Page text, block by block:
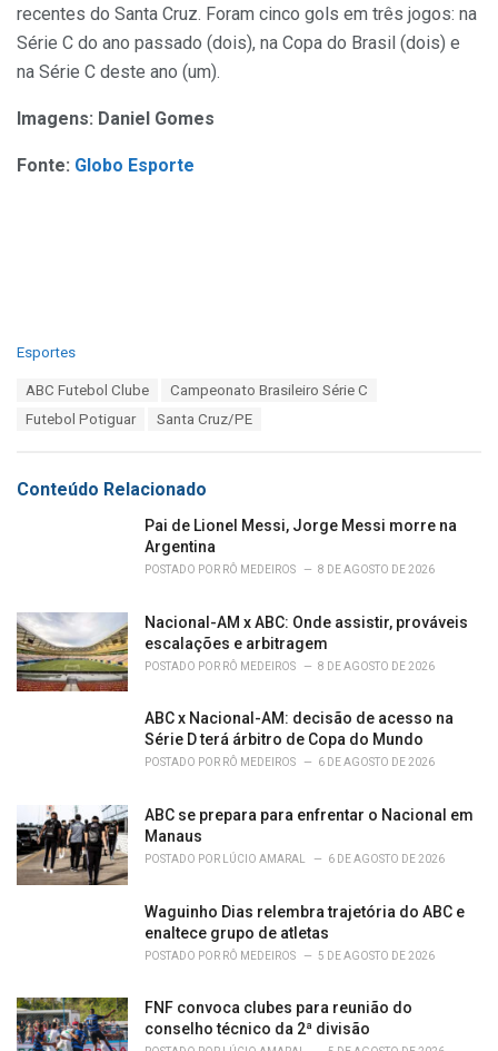
recentes do Santa Cruz. Foram cinco gols em três jogos: na
Série C do ano passado (dois), na Copa do Brasil (dois) e
na Série C deste ano (um).
Imagens: Daniel Gomes
Fonte: Globo Esporte
C
i
Esportes
ABC Futebol Clube
Campeonato Brasileiro Série C
Futebol Potiguar
Santa Cruz/PE
Conteúdo Relacionado
Pai de Lionel Messi, Jorge Messi morre na
Argentina
POSTADO POR RÔ MEDEIROS 8 DE AGOSTO DE 2026
Nacional-AM x ABC: Onde assistir, prováveis
escalações e arbitragem
POSTADO POR RÔ MEDEIROS 8 DE AGOSTO DE 2026
ABC x Nacional-AM: decisão de acesso na
Série D terá árbitro de Copa do Mundo
POSTADO POR RÔ MEDEIROS 6 DE AGOSTO DE 2026
ABC se prepara para enfrentar o Nacional em
Manaus
POSTADO POR LÚCIO AMARAL 6 DE AGOSTO DE 2026
Waguinho Dias relembra trajetória do ABC e
enaltece grupo de atletas
POSTADO POR RÔ MEDEIROS 5 DE AGOSTO DE 2026
FNF convoca clubes para reunião do
conselho técnico da 2ª divisão